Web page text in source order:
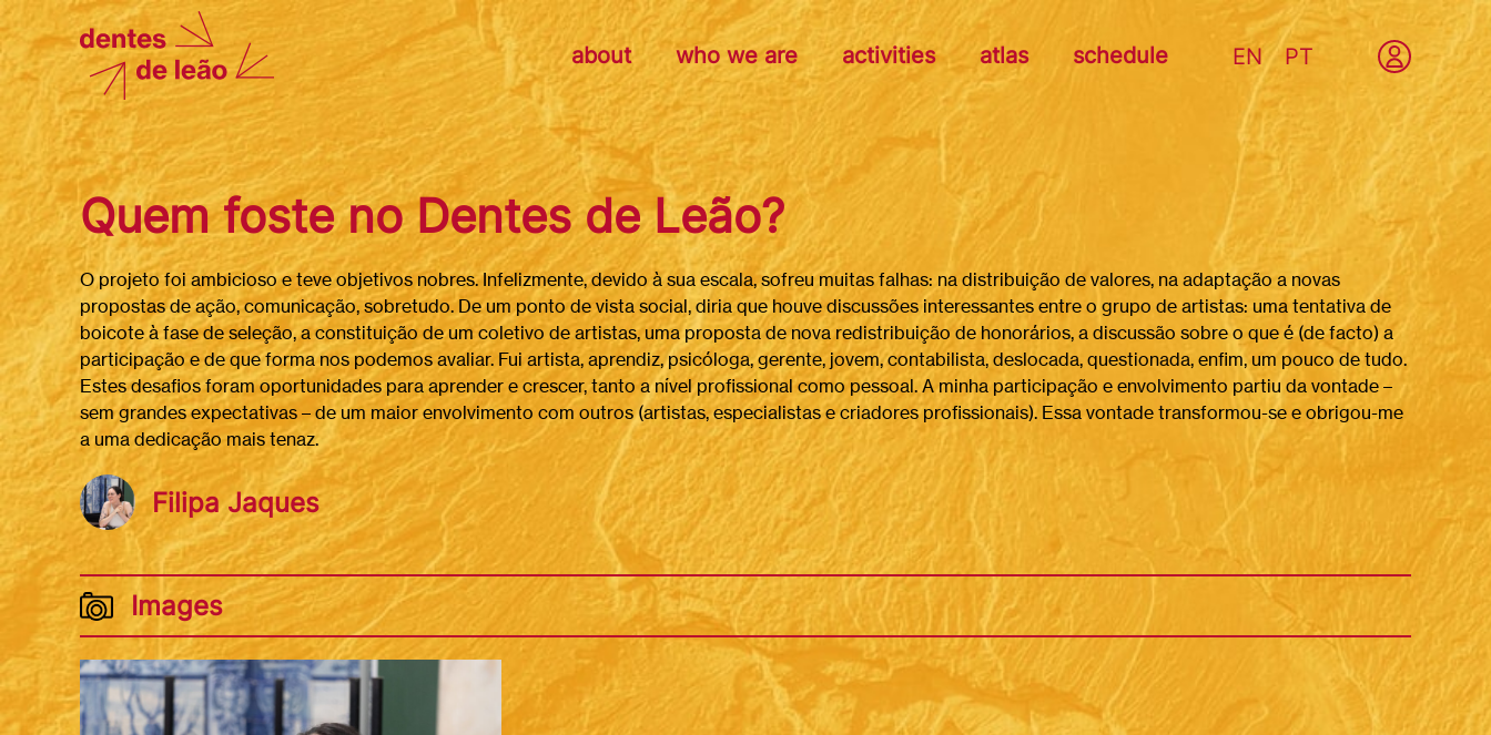
about who we are activities atlas schedule EN PT
Quem foste no Dentes de Leão?
O projeto foi ambicioso e teve objetivos nobres. Infelizmente, devido à sua escala, sofreu muitas falhas: na distribuição de valores, na adaptação a novas
propostas de ação, comunicação, sobretudo. De um ponto de vista social, diria que houve discussões interessantes entre o grupo de artistas: uma tentativa de
boicote à fase de seleção, a constituição de um coletivo de artistas, uma proposta de nova redistribuição de honorários, a discussão sobre o que é (de facto) a
participação e de que forma nos podemos avaliar. Fui artista, aprendiz, psicóloga, gerente, jovem, contabilista, deslocada, questionada, enfim, um pouco de tudo.
Estes desafios foram oportunidades para aprender e crescer, tanto a nível profissional como pessoal. A minha participação e envolvimento partiu da vontade –
sem grandes expectativas – de um maior envolvimento com outros (artistas, especialistas e criadores profissionais). Essa vontade transformou-se e obrigou-me
a uma dedicação mais tenaz.
Filipa Jaques
Images